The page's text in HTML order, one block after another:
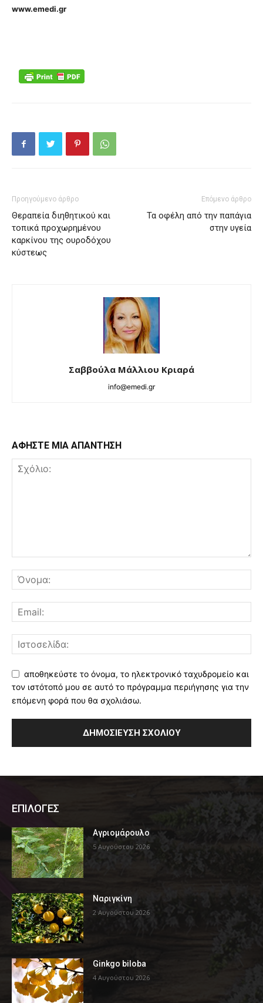
www.emedi.gr
Προηγούμενο άρθρο
Θεραπεία διηθητικού και
τοπικά προχωρημένου
καρκίνου της ουροδόχου
κύστεως
Επόμενο άρθρο
Τα οφέλη από την παπάγια
στην υγεία
Σαββούλα Μάλλιου Κριαρά
info@emedi.gr
ΑΦΗΣΤΕ ΜΙΑ ΑΠΑΝΤΗΣΗ
αποθηκεύστε το όνομα, το ηλεκτρονικό ταχυδρομείο και
τον ιστότοπό μου σε αυτό το πρόγραμμα περιήγησης για την
επόμενη φορά που θα σχολιάσω.
ΕΠΙΛΟΓΕΣ
Αγριομάρουλο
5 Αυγούστου 2026
Ναριγκίνη
2 Αυγούστου 2026
Ginkgo biloba
4 Αυγούστου 2026